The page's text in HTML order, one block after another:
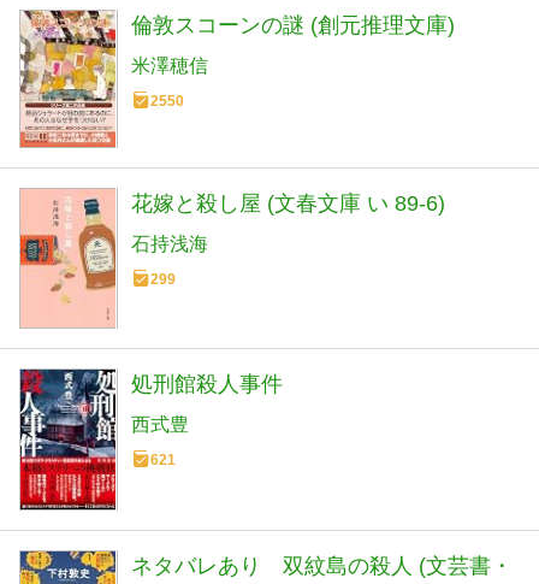
倫敦スコーンの謎 (創元推理文庫)
米澤穂信
2550
花嫁と殺し屋 (文春文庫 い 89-6)
石持浅海
299
処刑館殺人事件
西式豊
621
ネタバレあり 双紋島の殺人 (文芸書・